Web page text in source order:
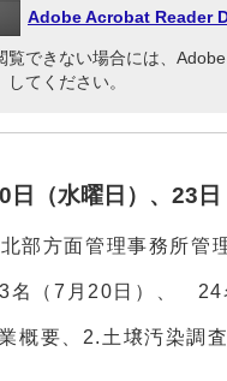
Adobe Acrobat Reader
覧できない場合には、
てください。
（水曜日）、23日
部方面管理事務所管
（7月20日）、 24
概要、2.土壌汚染調